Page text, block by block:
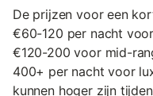
De prijzen voor een
€60-120 per nacht
€120-200 voor mid-
400+ per nacht voor
kunnen hoger zijn